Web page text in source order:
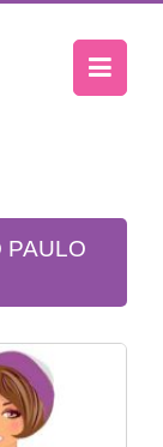
PAULO